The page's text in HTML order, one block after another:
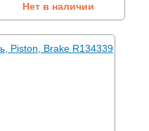
Нет в наличии